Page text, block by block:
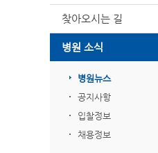
찾아오시는 길
병원 소식
병원뉴스
공지사항
입찰정보
채용정보